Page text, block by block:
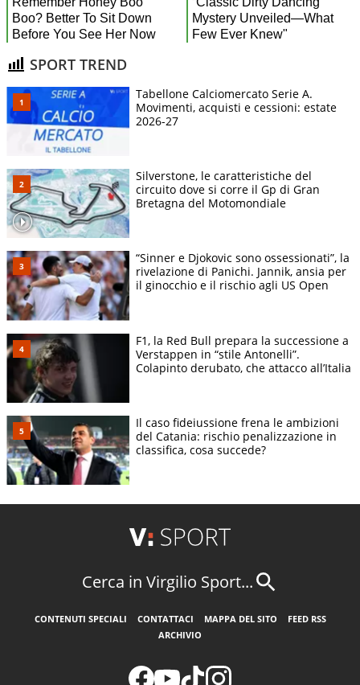
SPORT TREND
Tabellone Calciomercato Serie A.
Movimenti, acquisti e cessioni: estate
2026-27
Silverstone, le caratteristiche del
circuito dove si corre il Gp di Gran
Bretagna del Motomondiale
“Sinner e Djokovic sono ossessionati”, la
rivelazione di Panichi. Jannik, ansia per
il ginocchio e il rischio agli US Open
F1, la Red Bull prepara la successione a
Verstappen in “stile Antonelli”.
Colapinto derubato, che attacco all’Italia
Il caso fideiussione frena le ambizioni
del Catania: rischio penalizzazione in
classifica, cosa succede?
Cerca in Virgilio Sport...
CONTENUTI SPECIALI CONTATTACI MAPPA DEL SITO
FEED RSS
ARCHIVIO